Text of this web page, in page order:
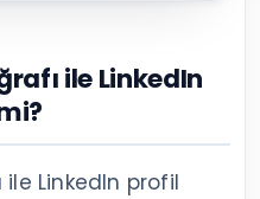
ile LinkedIn
LinkedIn profil